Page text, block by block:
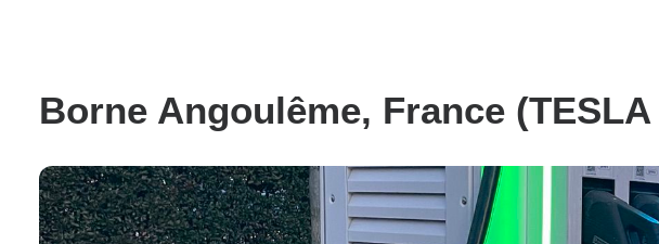
Borne Angoulême, France